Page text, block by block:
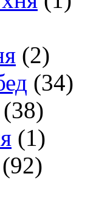
(2)
(34)
(38)
(1)
(92)